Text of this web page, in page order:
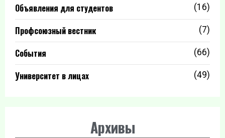
Объявления для студентов (16)
Профсоюзный вестник (7)
События (66)
Университет в лицах (49)
Архивы